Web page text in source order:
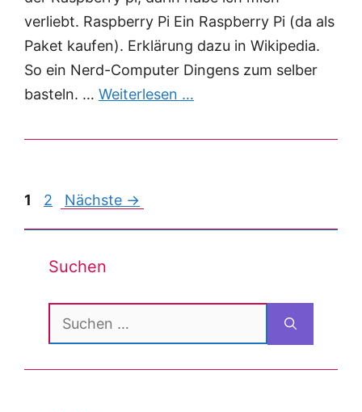
verliebt. Raspberry Pi Ein Raspberry Pi (da als
Paket kaufen). Erklärung dazu in Wikipedia.
So ein Nerd-Computer Dingens zum selber
basteln. … Weiterlesen …
Post
1 2 Nächste →
Suchen
Suchen
nach: